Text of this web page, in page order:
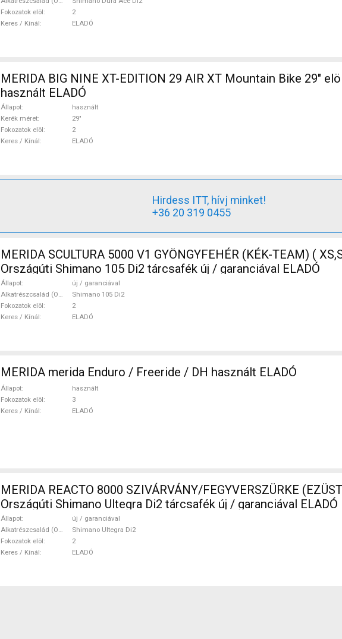
Fokozatok elöl
2
Keres / Kínál
ELADÓ
MERIDA BIG NINE XT-EDITION 29 AIR XT Mountain Bike 29"
használt ELADÓ
Állapot
használt
Kerék méret
29"
Fokozatok elöl
2
Keres / Kínál
ELADÓ
Hirdess ITT, hívj minket!
+36 20 319 0455
MERIDA SCULTURA 5000 V1 GYÖNGYFEHÉR (KÉK-TEAM) (
Országúti Shimano 105 Di2 tárcsafék új / garanciával ELADÓ
Állapot
új / garanciával
Alkatrészcsalád (Outi)
Shimano 105 Di2
Fokozatok elöl
2
Keres / Kínál
ELADÓ
MERIDA merida Enduro / Freeride / DH használt ELADÓ
Állapot
használt
Fokozatok elöl
3
Keres / Kínál
ELADÓ
MERIDA REACTO 8000 SZIVÁRVÁNY/FEGYVERSZÜRKE
Országúti Shimano Ultegra Di2 tárcsafék új / garanciával ELADÓ
Állapot
új / garanciával
Alkatrészcsalád (Outi)
Shimano Ultegra Di2
Fokozatok elöl
2
Keres / Kínál
ELADÓ